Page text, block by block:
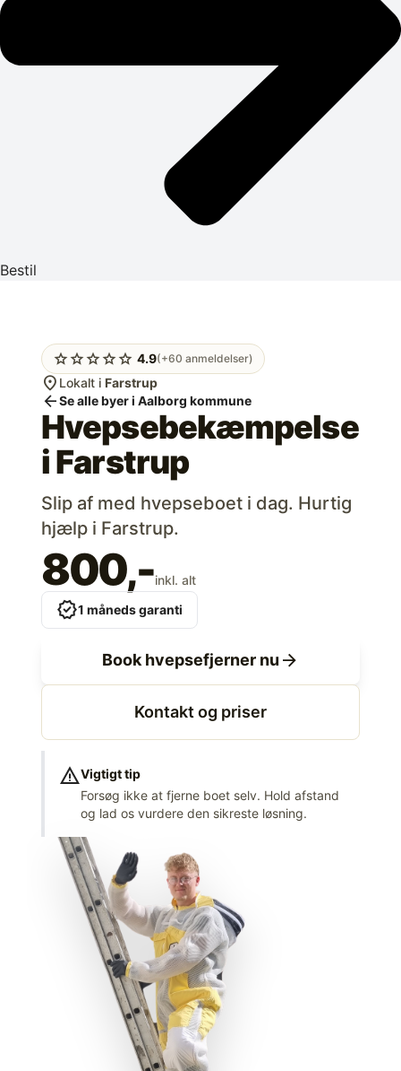
Bestil
starstarstarstarstar 4.9(+60 anmeldelser)
location_on Lokalt i Farstrup
arrow_backSe alle byer i Aalborg kommune
Hvepsebekæmpelse
iFarstrup
Slip af med hvepseboet i dag. Hurtig
hjælp i Farstrup.
800,-inkl. alt
verified1 måneds garanti
Book hvepsefjerner nu arrow_forward
Kontakt og priser
warningVigtigt tip
Forsøg ikke at fjerne boet selv. Hold afstand
og lad os vurdere den sikreste løsning.